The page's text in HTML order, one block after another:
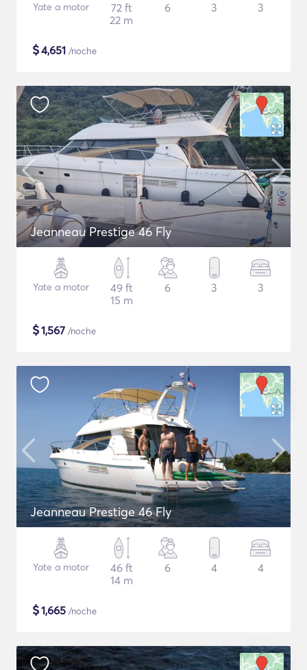
Yate a motor
72 ft
22 m
6 3 3
$4,651 /noche
Jeanneau Prestige 46 Fly
Yate a motor
49 ft
15 m
6 3 3
$1,567 /noche
Jeanneau Prestige 46 Fly
Yate a motor
46 ft
14 m
6 4 4
$1,665 /noche